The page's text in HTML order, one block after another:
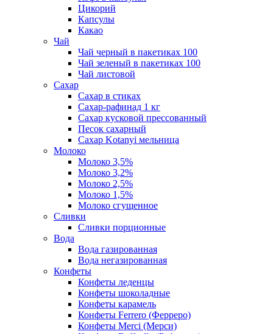
Цикорий
Капсулы
Какао
Чай
Чай черный в пакетиках 100
Чай зеленый в пакетиках 100
Чай листовой
Сахар
Сахар в стиках
Сахар-рафинад 1 кг
Сахар кусковой прессованный
Песок сахарный
Сахар Kotanyi мельница
Молоко
Молоко 3,5%
Молоко 3,2%
Молоко 2,5%
Молоко 1,5%
Молоко сгущенное
Сливки
Сливки порционные
Вода
Вода газированная
Вода негазированная
Конфеты
Конфеты леденцы
Конфеты шоколадные
Конфеты карамель
Конфеты Ferrero (Ферреро)
Конфеты Merci (Мерси)